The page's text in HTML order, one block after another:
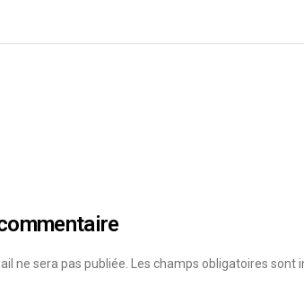
ne sera pas publiée. Les champs obligatoires sont